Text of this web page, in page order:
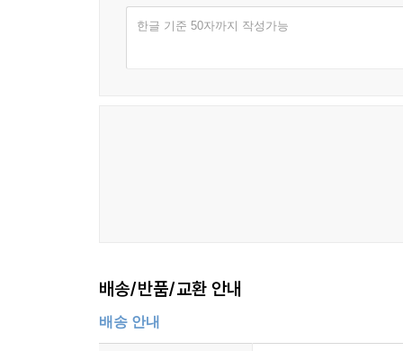
사회경제적 요인들을 심층적으로 고찰했다.
완화하고 지역 균형발전을 도모하기 위한 교육시
한글 기준 50자까지 작성가능
배송/반품/교환 안내
배송 안내